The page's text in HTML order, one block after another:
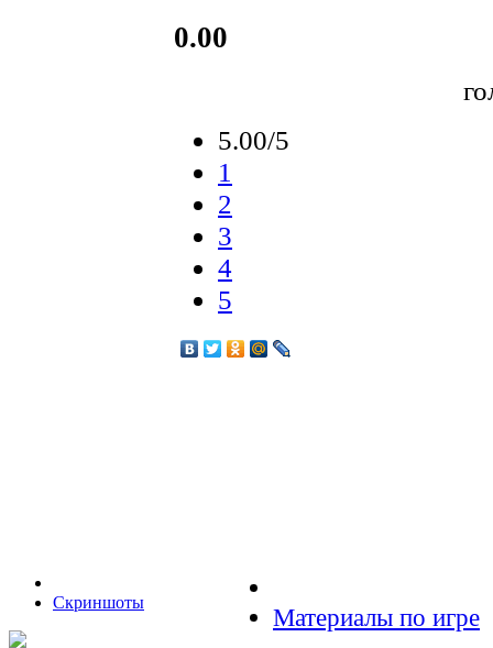
0.00
5.00/5
1
2
3
4
5
Скриншоты
Материалы по игре